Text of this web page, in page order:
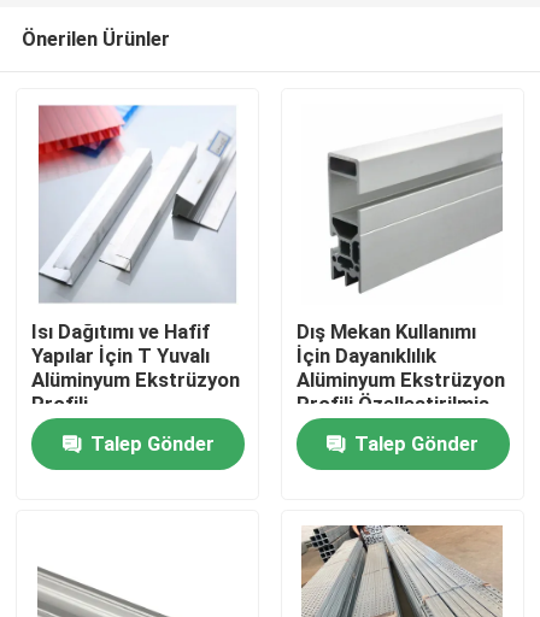
Önerilen Ürünler
Isı Dağıtımı ve Hafif
Yapılar İçin T Yuvalı
Alüminyum Ekstrüzyon
Profili
Talep Gönder
Dış Mekan Kullanımı
İçin Dayanıklılık
Alüminyum Ekstrüzyon
Profili Özelleştirilmiş
Kabul Adedi
Talep Gönder